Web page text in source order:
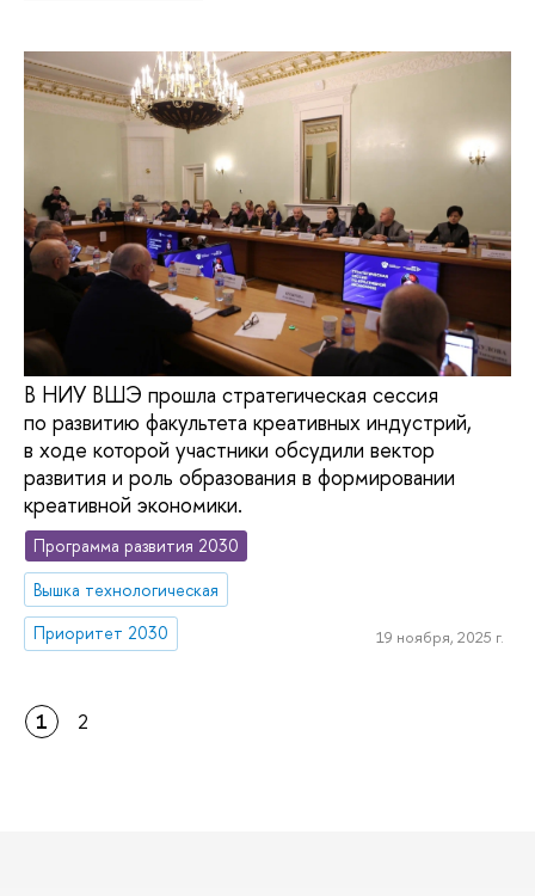
В НИУ ВШЭ прошла стратегическая сессия
по развитию факультета креативных индустрий,
в ходе которой участники обсудили вектор
развития и роль образования в формировании
креативной экономики.
Программа развития 2030
Вышка технологическая
Приоритет 2030
19 ноября, 2025 г.
1 2